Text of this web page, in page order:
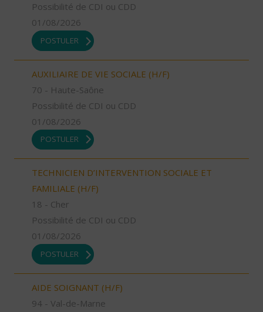
Possibilité de CDI ou CDD
01/08/2026
POSTULER
AUXILIAIRE DE VIE SOCIALE (H/F)
70 - Haute-Saône
Possibilité de CDI ou CDD
01/08/2026
POSTULER
TECHNICIEN D’INTERVENTION SOCIALE ET
FAMILIALE (H/F)
18 - Cher
Possibilité de CDI ou CDD
01/08/2026
POSTULER
AIDE SOIGNANT (H/F)
94 - Val-de-Marne